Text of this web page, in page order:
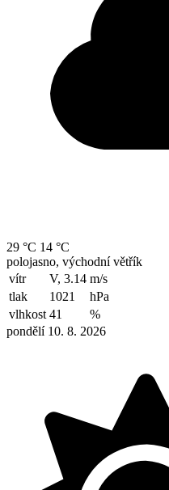
29 °C 14 °C
polojasno, východní větřík
vítr
V, 3.14 m/s
tlak
1021
hPa
vlhkost 41
%
pondělí 10. 8. 2026